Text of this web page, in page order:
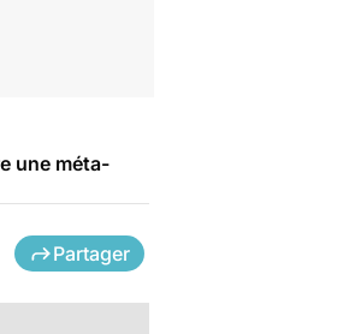
une méta-
Partager